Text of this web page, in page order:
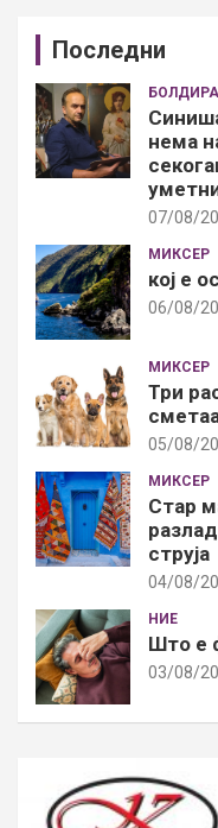
Последни
нема
07/08/
МИКСЕР
кој е
06/08/
МИКСЕР
Три
05/08/
МИКСЕР
Стар
струја
04/08/
НИЕ
Што е
03/08/